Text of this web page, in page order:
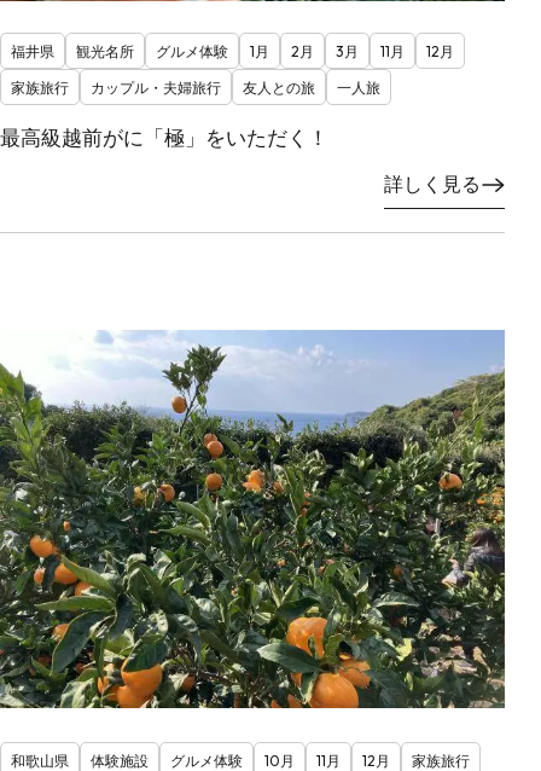
福井県 観光名所 グルメ体験 1月 2月 3月 11月
12月
家族旅行
カップル・夫婦旅行 友人との旅 一人旅
最高級越前がに「極」をいただく！
詳しく見る
和歌山県 体験施設 グルメ体験 10月 11月 12月
家族旅行